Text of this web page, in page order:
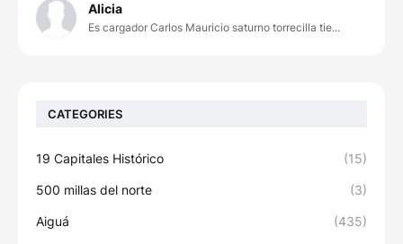
Alicia
Es cargador Carlos Mauricio saturno torrecilla tie...
CATEGORIES
19 Capitales Histórico (15)
500 millas del norte (3)
Aiguá (435)